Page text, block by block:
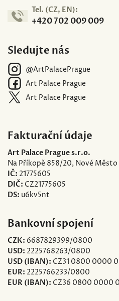
Tel. (CZ, EN):
+420 702 009 009
Sledujte nás
@ArtPalacePrague
Art Palace Prague
Art Palace Prague
Fakturační údaje
Art Palace Prague s.r.o.
Na Příkopě 858/20, Nové Město
IČ: 21775605
DIČ: CZ21775605
DS: u6kv5nt
Bankovní spojení
CZK: 6687829399/0800
USD: 2225768263/0800
USD (IBAN): CZ31 0800 0000
EUR: 2225766233/0800
EUR (IBAN): CZ36 0800 0000